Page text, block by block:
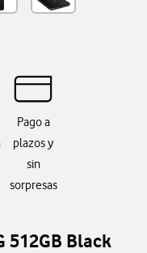
Pago a
plazos y
sin
sorpresas
512GB Black